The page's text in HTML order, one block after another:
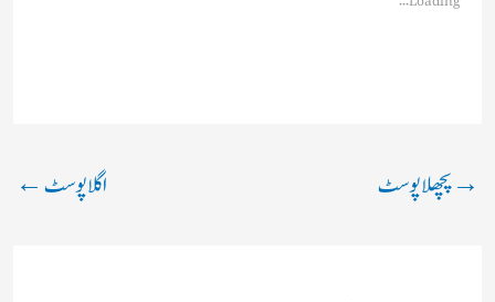
→پچھلا پوسٹ اگلا پوسٹ←